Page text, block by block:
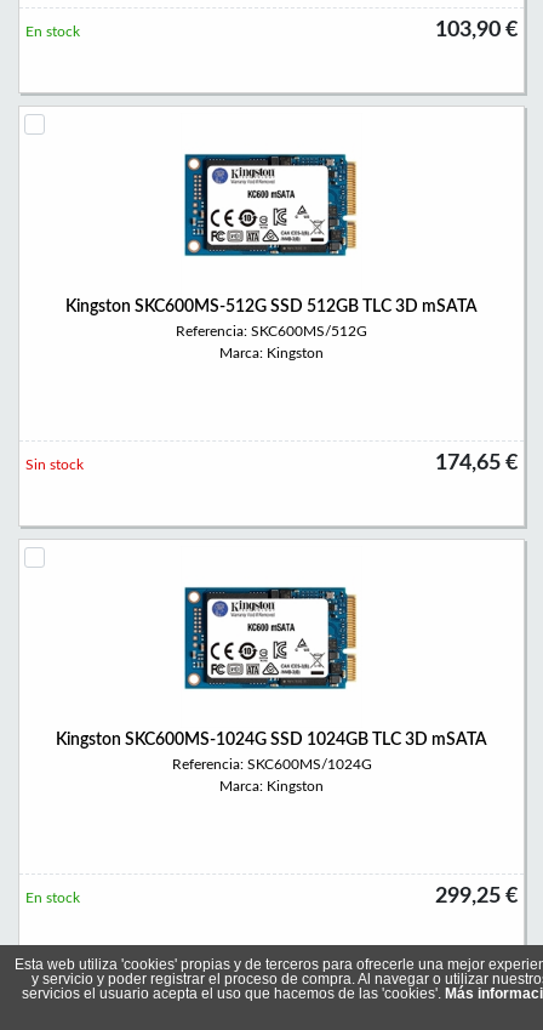
103,90 €
En stock
Kingston SKC600MS-512G SSD 512GB TLC 3D mSATA
Referencia: SKC600MS/512G
Marca: Kingston
174,65 €
Sin stock
Kingston SKC600MS-1024G SSD 1024GB TLC 3D mSATA
Referencia: SKC600MS/1024G
Marca: Kingston
299,25 €
En stock
Esta web utiliza 'cookies' propias y de terceros para ofrecerle una mejor
y servicio y poder registrar el proceso de compra. Al navegar o utilizar
servicios el usuario acepta el uso que hacemos de las 'cookies'. Más